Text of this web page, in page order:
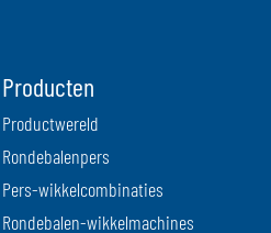
Producten
Productwereld
Rondebalenpers
Pers-wikkelcombinaties
Rondebalen-wikkelmachines